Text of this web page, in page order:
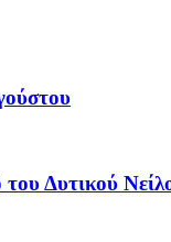
του Δυτικού